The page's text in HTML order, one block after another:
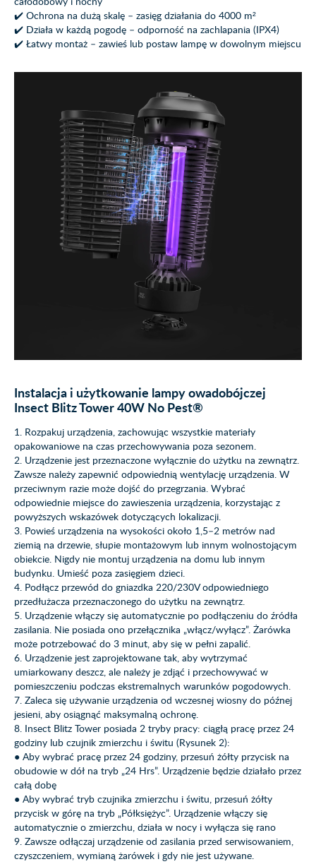
✔️ Ochrona na dużą skalę – zasięg działania do 4000 m²
✔️ Działa w każdą pogodę – odporność na zachlapania (IPX4)
✔️ Łatwy montaż – zawieś lub postaw lampę w dowolnym miejscu
Instalacja i użytkowanie lampy owadobójczej
Insect Blitz Tower 40W No Pest®
1. Rozpakuj urządzenia, zachowując wszystkie materiały
opakowaniowe na czas przechowywania poza sezonem.
2. Urządzenie jest przeznaczone wyłącznie do użytku na zewnątrz.
Zawsze należy zapewnić odpowiednią wentylację urządzenia. W
przeciwnym razie może dojść do przegrzania. Wybrać
odpowiednie miejsce do zawieszenia urządzenia, korzystając z
powyższych wskazówek dotyczących lokalizacji.
3. Powieś urządzenia na wysokości około 1,5–2 metrów nad
ziemią na drzewie, słupie montażowym lub innym wolnostojącym
obiekcie. Nigdy nie montuj urządzenia na domu lub innym
budynku. Umieść poza zasięgiem dzieci.
4. Podłącz przewód do gniazdka 220/230V odpowiedniego
przedłużacza przeznaczonego do użytku na zewnątrz.
5. Urządzenie włączy się automatycznie po podłączeniu do źródła
zasilania. Nie posiada ono przełącznika „włącz/wyłącz”. Żarówka
może potrzebować do 3 minut, aby się w pełni zapalić.
6. Urządzenie jest zaprojektowane tak, aby wytrzymać
umiarkowany deszcz, ale należy je zdjąć i przechowywać w
pomieszczeniu podczas ekstremalnych warunków pogodowych.
7. Zaleca się używanie urządzenia od wczesnej wiosny do późnej
jesieni, aby osiągnąć maksymalną ochronę.
8. Insect Blitz Tower posiada 2 tryby pracy: ciągłą pracę przez 24
godziny lub czujnik zmierzchu i świtu (Rysunek 2):
● Aby wybrać pracę przez 24 godziny, przesuń żółty przycisk na
obudowie w dół na tryb „24 Hrs”. Urządzenie będzie działało przez
całą dobę
● Aby wybrać tryb czujnika zmierzchu i świtu, przesuń żółty
przycisk w górę na tryb „Półksiężyc”. Urządzenie włączy się
automatycznie o zmierzchu, działa w nocy i wyłącza się rano
9. Zawsze odłączaj urządzenie od zasilania przed serwisowaniem,
czyszczeniem, wymianą żarówek i gdy nie jest używane.